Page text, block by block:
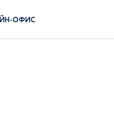
ОФИС